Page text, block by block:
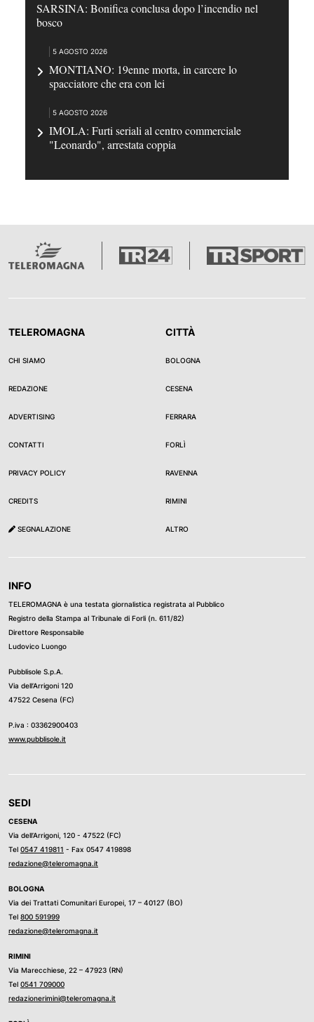
SARSINA: Bonifica conclusa dopo l’incendio nel
bosco
5 AGOSTO 2026
MONTIANO: 19enne morta, in carcere lo
spacciatore che era con lei
5 AGOSTO 2026
IMOLA: Furti seriali al centro commerciale
"Leonardo", arrestata coppia
TELEROMAGNA
CHI SIAMO
REDAZIONE
ADVERTISING
CONTATTI
PRIVACY POLICY
CREDITS
SEGNALAZIONE
CITTÀ
BOLOGNA
CESENA
FERRARA
FORLÌ
RAVENNA
RIMINI
ALTRO
INFO
TELEROMAGNA è una testata giornalistica registrata al Pubblico
Registro della Stampa al Tribunale di Forli (n. 611/82)
Direttore Responsabile
Ludovico Luongo
Pubblisole S.p.A.
Via dell’Arrigoni 120
47522 Cesena (FC)
P.iva : 03362900403
www.pubblisole.it
SEDI
CESENA
Via dell’Arrigoni, 120 - 47522 (FC)
Tel 0547 419811 - Fax 0547 419898
redazione@teleromagna.it
BOLOGNA
Via dei Trattati Comunitari Europei, 17 – 40127 (BO)
Tel 800 591999
redazione@teleromagna.it
RIMINI
Via Marecchiese, 22 – 47923 (RN)
Tel 0541 709000
redazionerimini@teleromagna.it